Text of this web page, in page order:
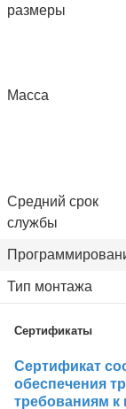
размеры
Масса
Средний срок
службы
Тип монтажа
Сертификаты
Сертификат
обеспечения
требованиям